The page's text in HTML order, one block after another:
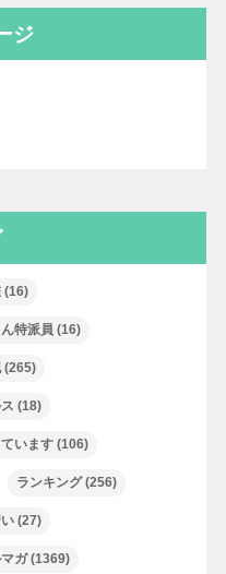
ジ
(16)
特派員 (16)
(265)
(18)
います(106)
ランキング(256)
(27)
ガ(1369)